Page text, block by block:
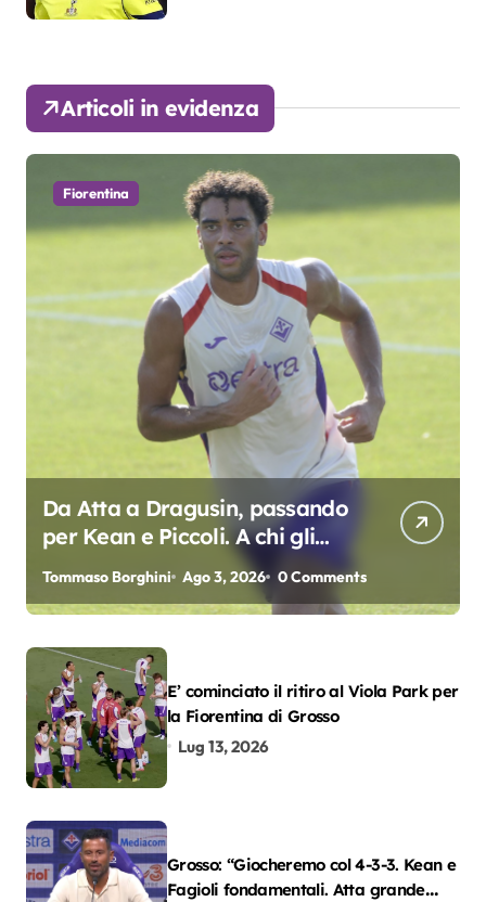
Articoli in evidenza
Fiorentina
Da Atta a Dragusin, passando
per Kean e Piccoli. A chi gli
oscar del precampionato?
Tommaso Borghini Ago 3, 2026 0 Comments
E’ cominciato il ritiro al Viola Park per
la Fiorentina di Grosso
Lug 13, 2026
Grosso: “Giocheremo col 4-3-3. Kean e
Fagioli fondamentali. Atta grande